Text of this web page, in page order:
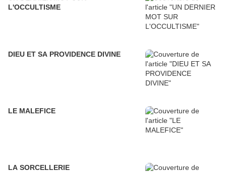
L'OCCULTISME
DIEU ET SA PROVIDENCE DIVINE
LE MALEFICE
LA SORCELLERIE